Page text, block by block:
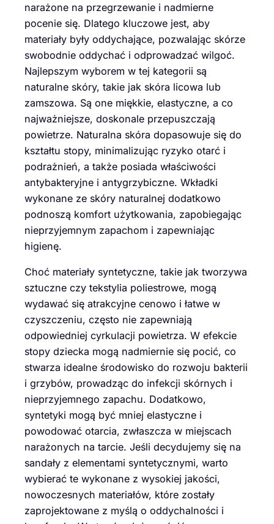
narażone na przegrzewanie i nadmierne
pocenie się. Dlatego kluczowe jest, aby
materiały były oddychające, pozwalając skórze
swobodnie oddychać i odprowadzać wilgoć.
Najlepszym wyborem w tej kategorii są
naturalne skóry, takie jak skóra licowa lub
zamszowa. Są one miękkie, elastyczne, a co
najważniejsze, doskonale przepuszczają
powietrze. Naturalna skóra dopasowuje się do
kształtu stopy, minimalizując ryzyko otarć i
podrażnień, a także posiada właściwości
antybakteryjne i antygrzybiczne. Wkładki
wykonane ze skóry naturalnej dodatkowo
podnoszą komfort użytkowania, zapobiegając
nieprzyjemnym zapachom i zapewniając
higienę.
Choć materiały syntetyczne, takie jak tworzywa
sztuczne czy tekstylia poliestrowe, mogą
wydawać się atrakcyjne cenowo i łatwe w
czyszczeniu, często nie zapewniają
odpowiedniej cyrkulacji powietrza. W efekcie
stopy dziecka mogą nadmiernie się pocić, co
stwarza idealne środowisko do rozwoju bakterii
i grzybów, prowadząc do infekcji skórnych i
nieprzyjemnego zapachu. Dodatkowo,
syntetyki mogą być mniej elastyczne i
powodować otarcia, zwłaszcza w miejscach
narażonych na tarcie. Jeśli decydujemy się na
sandały z elementami syntetycznymi, warto
wybierać te wykonane z wysokiej jakości,
nowoczesnych materiałów, które zostały
zaprojektowane z myślą o oddychalności i